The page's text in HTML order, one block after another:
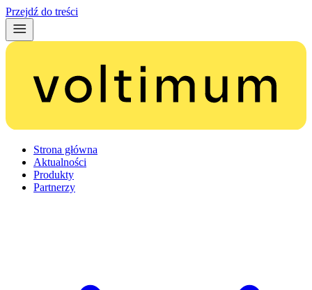
Przejdź do treści
Strona główna
Aktualności
Produkty
Partnerzy